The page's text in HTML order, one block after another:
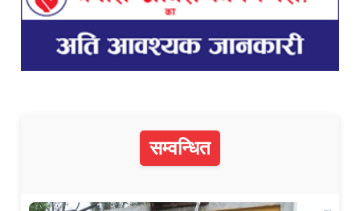
सम्वन्धित